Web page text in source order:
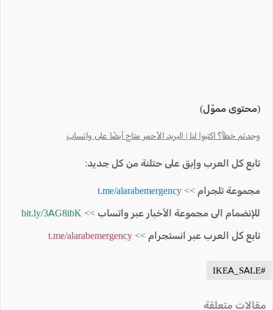
(محتوى مموّل)
وجدتم خطأ؟ اكتبوا لنا | البريد الأحمر متاح أيضًا على واتساب
تابع كل العرب وإبق على حتلنة من كل جديد:
مجموعة تلجرام >> t.me/alarabemergency
للإنضمام الى مجموعة الأخبار عبر واتساب >> bit.ly/3AG8ibK
تابع كل العرب عبر انستجرام >> t.me/alarabemergency
#IKEA_SALE
مقالات متعلقة